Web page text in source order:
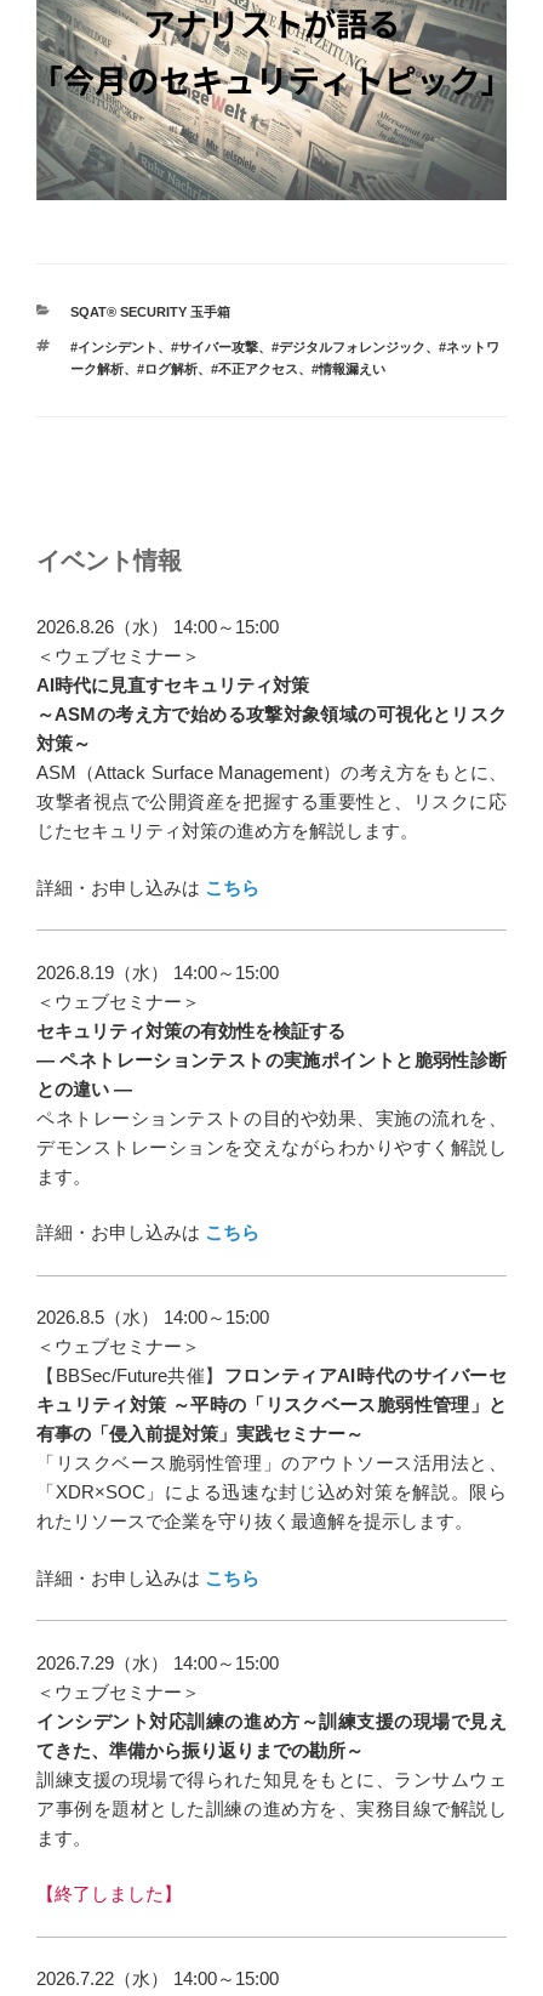
カ
ゴ
SQAT® SECURITY 玉手箱
タ
グ
#インシデント 、 #サイバー攻撃、 #デジタルフォレンジック、 #ネットワ
ーク解析、 #ログ解析、 #不正アクセス、 #情報漏えい
ナ
ゲ
ー
シ
ョ
ン
イベント情報
2026.8.26（水） 14:00～15:00
＜ウェブセミナー＞
AI時代に見直すセキュリティ対策
～ASMの考え方で始める攻撃対象領域の可視化とリスク
対策～
ASM（Attack Surface Management）の考え方をもとに、
攻撃者視点で公開資産を把握する重要性と、リスクに応
じたセキュリティ対策の進め方を解説します。
詳細・お申し込みは こちら
2026.8.19（水） 14:00～15:00
＜ウェブセミナー＞
セキュリティ対策の有効性を検証する
― ペネトレーションテストの実施ポイントと脆弱性診断
との違い ―
ペネトレーションテストの目的や効果、実施の流れを、
デモンストレーションを交えながらわかりやすく解説し
ます。
詳細・お申し込みは こちら
2026.8.5（水） 14:00～15:00
＜ウェブセミナー＞
【BBSec/Future共催】 フロンティアAI時代のサイバーセ
キュリティ対策 ～平時の「リスクベース脆弱性管理」と
有事の「侵入前提対策」実践セミナー～
「リスクベース脆弱性管理」のアウトソース活用法と、
「XDR×SOC」による迅速な封じ込め対策を解説。限ら
れたリソースで企業を守り抜く最適解を提示します。
詳細・お申し込みは こちら
2026.7.29（水） 14:00～15:00
＜ウェブセミナー＞
インシデント対応訓練の進め方～訓練支援の現場で見え
てきた、準備から振り返りまでの勘所～
訓練支援の現場で得られた知見をもとに、ランサムウェ
ア事例を題材とした訓練の進め方を、実務目線で解説し
ます。
【終了しました】
2026.7.22（水） 14:00～15:00